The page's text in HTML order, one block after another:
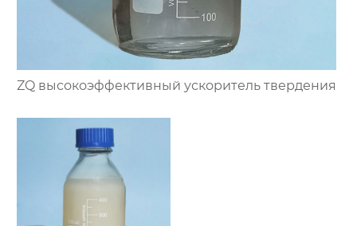
ZQ высокоэффективный ускоритель твердения